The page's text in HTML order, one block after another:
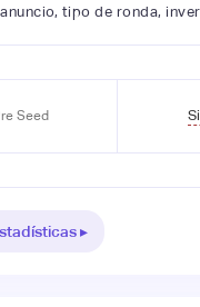
tipo de ronda,
Seed
▸